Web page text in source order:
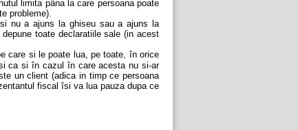
limita pâna la care persoana poate
probleme).
nu a ajuns la ghiseu sau a ajuns la
toate declaratiile sale (in acest
care si le poate lua, pe toate, în orice
ca si în cazul în care acesta nu si-ar
un client (adica in timp ce persoana
fiscal îsi va lua pauza dupa ce